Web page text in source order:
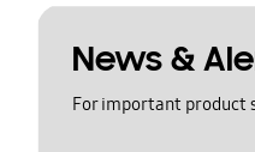
News &
For important product